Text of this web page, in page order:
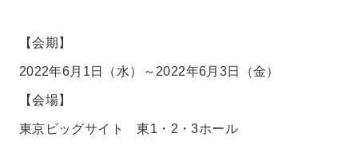
【会期】
2022年6月1日（水）～2022年6月3日（金）
【会場】
東京ビッグサイト 東1・2・3ホール